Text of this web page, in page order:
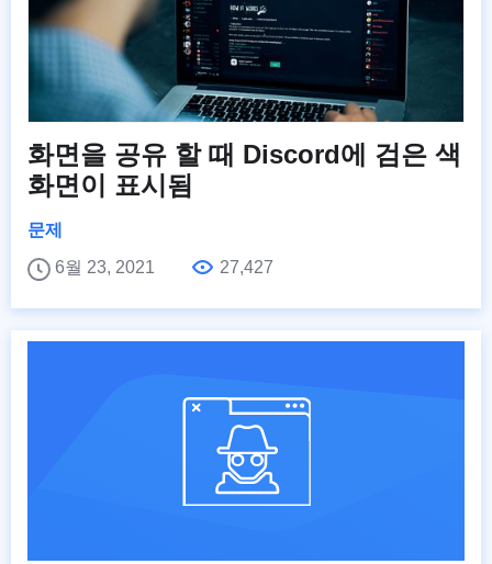
화면을 공유 할 때 Discord에 검은 색
화면이 표시됨
문제
6월 23, 2021
27,427